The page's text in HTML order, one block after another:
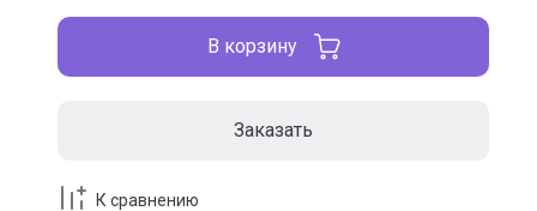
В корзину
Заказать
К сравнению